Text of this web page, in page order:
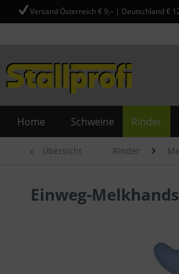
Versand Österreich € 9,– | Deutschland €
Home Schweine Rinder
Übersicht Rinder
Einweg-